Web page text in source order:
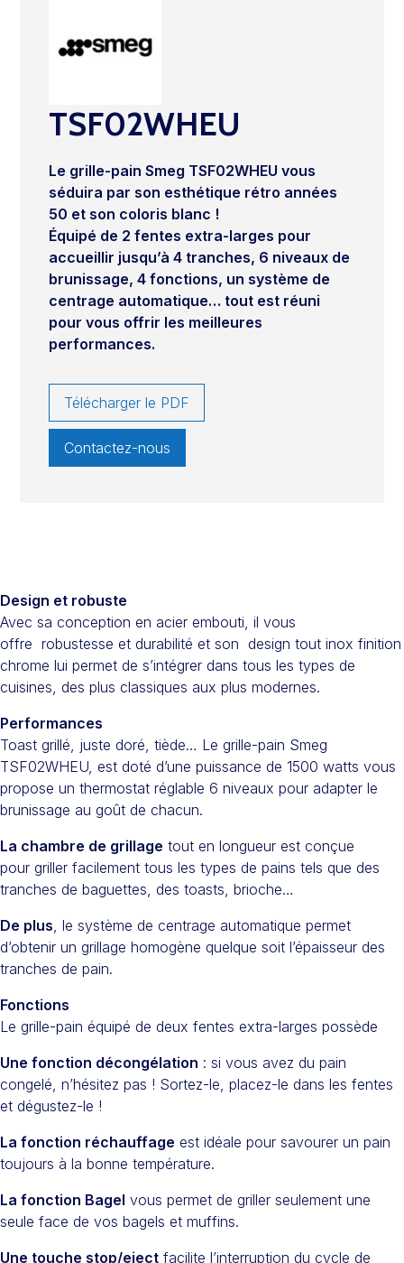
TSF02WHEU
Le grille-pain Smeg TSF02WHEU vous
séduira par son esthétique rétro années
50 et son coloris blanc !
Équipé de 2 fentes extra-larges pour
accueillir jusqu’à 4 tranches, 6 niveaux de
brunissage, 4 fonctions, un système de
centrage automatique… tout est réuni
pour vous offrir les meilleures
performances.
Télécharger le PDF
Contactez-nous
Design et robuste
Avec sa conception en acier embouti, il vous
offre robustesse et durabilité et son design tout inox finition
chrome lui permet de s’intégrer dans tous les types de
cuisines, des plus classiques aux plus modernes.
Performances
Toast grillé, juste doré, tiède… Le grille-pain Smeg
TSF02WHEU, est doté d’une puissance de 1500 watts vous
propose un thermostat réglable 6 niveaux pour adapter le
brunissage au goût de chacun.
La chambre de grillage tout en longueur est conçue
pour griller facilement tous les types de pains tels que des
tranches de baguettes, des toasts, brioche…
De plus , le système de centrage automatique permet
d’obtenir un grillage homogène quelque soit l’épaisseur des
tranches de pain.
Fonctions
Le grille-pain équipé de deux fentes extra-larges possède
Une fonction décongélation : si vous avez du pain
congelé, n’hésitez pas ! Sortez-le, placez-le dans les fentes
et dégustez-le !
La fonction réchauffage est idéale pour savourer un pain
toujours à la bonne température.
La fonction Bagel vous permet de griller seulement une
seule face de vos bagels et muffins.
Une touche stop/eject facilite l’interruption du cycle de